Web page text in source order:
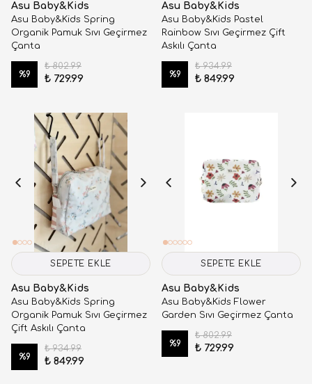
Asu Baby&Kids
Asu Baby&Kids Spring
Organik Pamuk Sıvı Geçirmez
Çanta
%9
₺ 802.99
₺ 729.99
Asu Baby&Kids
Asu Baby&Kids Pastel
Rainbow Sıvı Geçirmez Çift
Askılı Çanta
%9
₺ 934.99
₺ 849.99
SEPETE EKLE
Asu Baby&Kids
Asu Baby&Kids Spring
Organik Pamuk Sıvı Geçirmez
Çift Askılı Çanta
%9
₺ 934.99
₺ 849.99
SEPETE EKLE
Asu Baby&Kids
Asu Baby&Kids Flower
Garden Sıvı Geçirmez Çanta
%9
₺ 802.99
₺ 729.99